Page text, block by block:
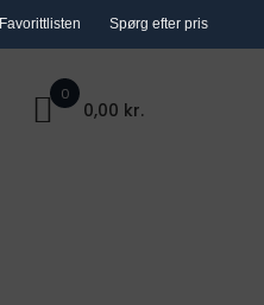
Spørg efter pris
Favorittlisten
0
0,00 kr.